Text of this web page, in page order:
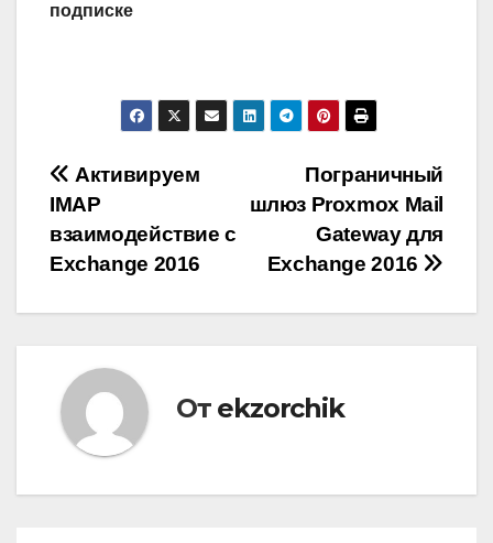
подписке
Навигация
по
записям
Пограничный
шлюз Proxmox Mail
Gateway для
Exchange 2016
Активируем
IMAP
взаимодействие с
Exchange 2016
От ekzorchik